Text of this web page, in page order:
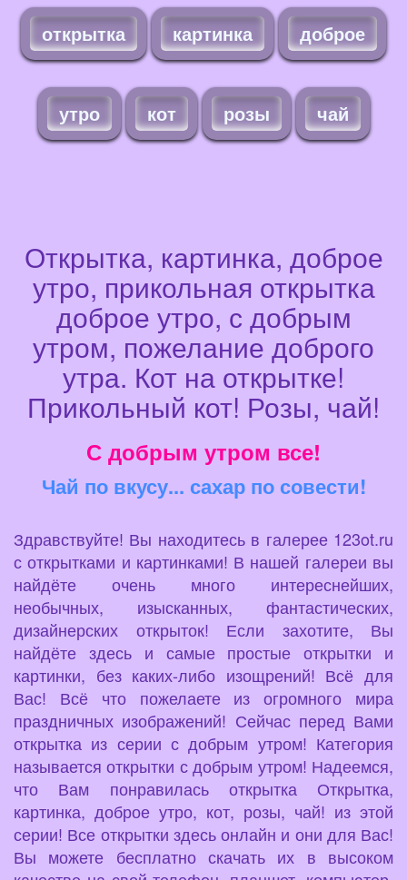
открытка картинка доброе
утро кот розы чай
Открытка, картинка, доброе
утро, прикольная открытка
доброе утро, с добрым
утром, пожелание доброго
утра. Кот на открытке!
Прикольный кот! Розы, чай!
С добрым утром все!
Чай по вкусу... сахар по совести!
Здравствуйте! Вы находитесь в галерее 123ot.ru
с открытками и картинками! В нашей галереи вы
найдёте очень много интереснейших,
необычных, изысканных, фантастических,
дизайнерских открыток! Если захотите, Вы
найдёте здесь и самые простые открытки и
картинки, без каких-либо изощрений! Всё для
Вас! Всё что пожелаете из огромного мира
праздничных изображений! Сейчас перед Вами
открытка из серии с добрым утром! Категория
называется открытки с добрым утром! Надеемся,
что Вам понравилась открытка Открытка,
картинка, доброе утро, кот, розы, чай! из этой
серии! Все открытки здесь онлайн и они для Вас!
Вы можете бесплатно скачать их в высоком